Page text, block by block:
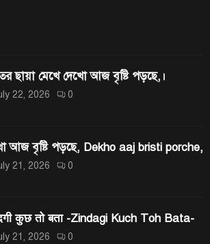
ছায়া মেখে দেখো আজ বৃষ্টি পড়ছে,।
22, 2026 0
আজ বৃষ্টি পড়ছে, Dekho aaj bristi porche,
21, 2026 0
कुछ तो बता -Zindagi Kuch Toh Bata-
21, 2026 0